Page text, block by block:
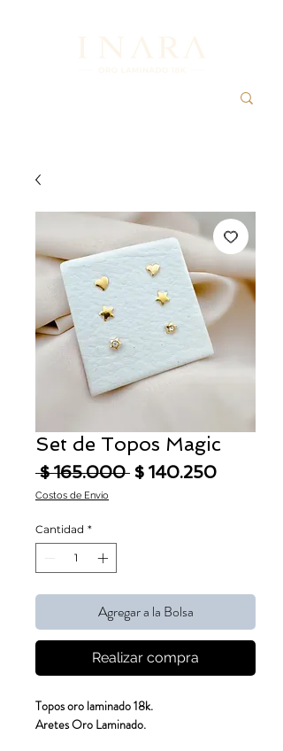
Set de Topos Magic
$ 165.000 Precio
$ 140.250Precio
Costos de Envío
Cantidad *
Agregar a la Bolsa
Realizar compra
Topos oro laminado 18k.
Aretes Oro Laminado.